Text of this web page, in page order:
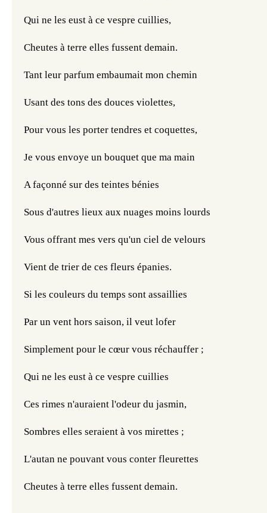
Qui ne les eust à ce vespre cuillies,
Cheutes à terre elles fussent demain.
Tant leur parfum embaumait mon chemin
Usant des tons des douces violettes,
Pour vous les porter tendres et coquettes,
Je vous envoye un bouquet que ma main
A façonné sur des teintes bénies
Sous d'autres lieux aux nuages moins lourds
Vous offrant mes vers qu'un ciel de velours
Vient de trier de ces fleurs épanies.
Si les couleurs du temps sont assaillies
Par un vent hors saison, il veut lofer
Simplement pour le cœur vous réchauffer ;
Qui ne les eust à ce vespre cuillies
Ces rimes n'auraient l'odeur du jasmin,
Sombres elles seraient à vos mirettes ;
L'autan ne pouvant vous conter fleurettes
Cheutes à terre elles fussent demain.